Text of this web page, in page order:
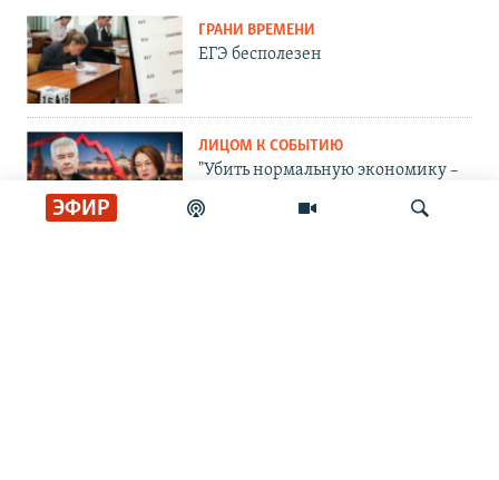
ЭФИР
ГРАНИ ВРЕМЕНИ
ЕГЭ бесполезен
ЛИЦОМ К СОБЫТИЮ
"Убить нормальную экономику –